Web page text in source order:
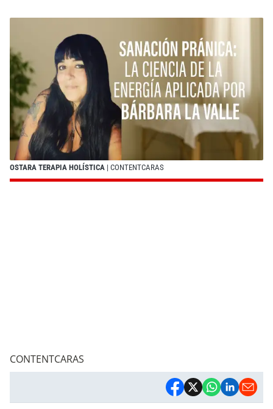
OSTARA TERAPIA HOLÍSTICA | CONTENTCARAS
CONTENTCARAS